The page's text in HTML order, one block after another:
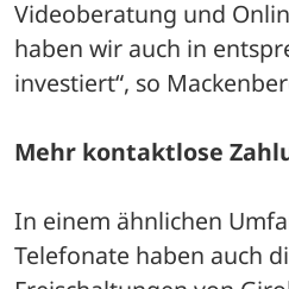
Videoberatung und
haben wir auch in
investiert“, so
Mehr kontaktlose
In einem ähnlichen
Telefonate haben auch